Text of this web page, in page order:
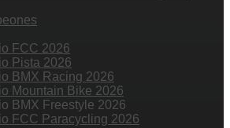
FCC 2026
Pista 2026
BMX Racing 2026
Mountain Bike 2026
BMX Freestyle 2026
FCC Paracycling 2026